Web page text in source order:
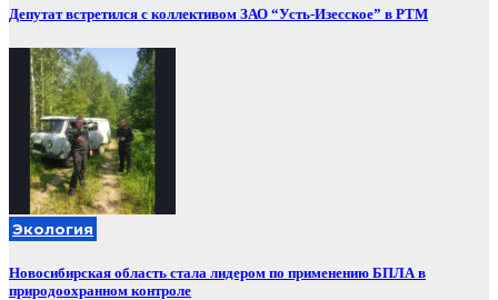
Депутат встретился с коллективом ЗАО “Усть-Изесское” в РТМ
Экология
Новосибирская область стала лидером по применению БПЛА в
природоохранном контроле